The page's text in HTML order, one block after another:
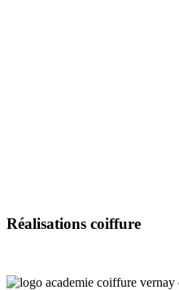
Réalisations coiffure